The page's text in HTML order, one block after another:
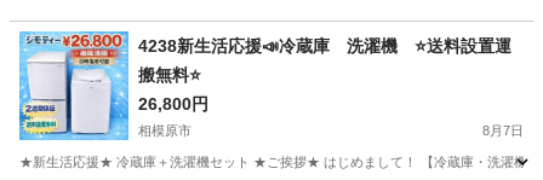
4238新生活応援📣冷蔵庫 洗濯機 ⭐️送料設置運
搬無料⭐️
26,800円
相模原市 8月7日
★新生活応援★ 冷蔵庫＋洗濯機セット ★ご挨拶★ はじめまして！ 【冷蔵庫・洗濯機セ